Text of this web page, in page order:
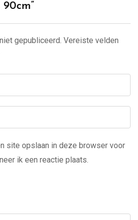
gepubliceerd. Vereiste velden
site opslaan in deze browser voor
ik een reactie plaats.